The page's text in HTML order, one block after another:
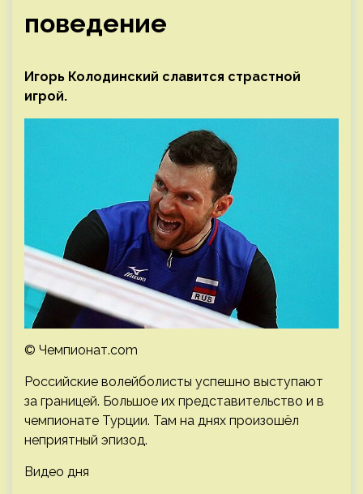
поведение
Игорь Колодинский славится страстной
игрой.
© Чемпионат.com
Российские волейболисты успешно выступают
за границей. Большое их представительство и в
чемпионате Турции. Там на днях произошёл
неприятный эпизод.
Видео дня